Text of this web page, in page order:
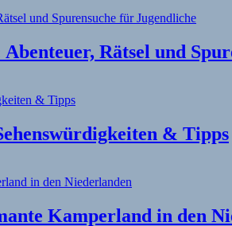
Rätsel und
& Tipps
Kamperland in den